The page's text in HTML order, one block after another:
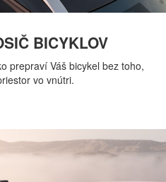
BICYKLOV
prepraví Váš bicykel bez toho,
vo vnútri.